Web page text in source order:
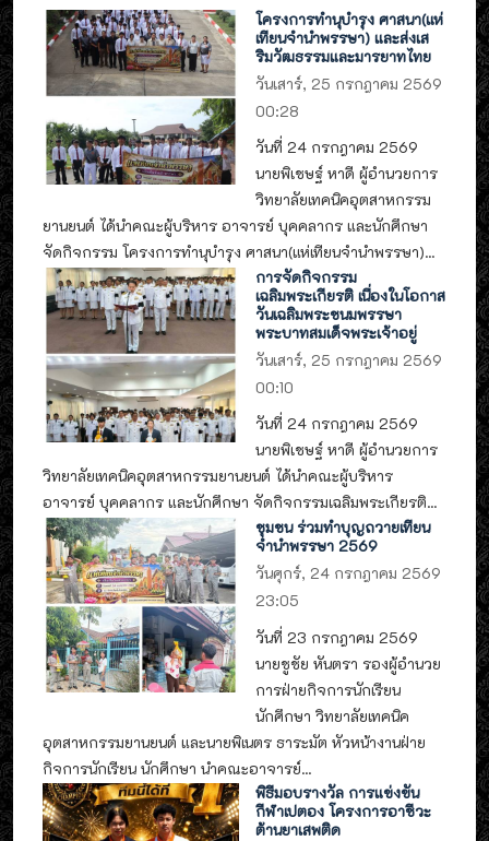
โครงการทำนุบำรุง ศาสนา(แห่
เทียนจำนำพรรษา) และส่งเส
ริมวัฒธรรมและมารยาทไทย
วันเสาร์, 25 กรกฎาคม 2569
00:28
วันที่ 24 กรกฎาคม 2569
นายพิเชษฐ์ หาดี ผู้อำนวยการ
วิทยาลัยเทคนิคอุตสาหกรรม
ยานยนต์ ได้นำคณะผู้บริหาร อาจารย์ บุคคลากร และนักศึกษา
จัดกิจกรรม โครงการทำนุบำรุง ศาสนา(แห่เทียนจำนำพรรษา)...
การจัดกิจกรรม
เฉลิมพระเกียรติ เนื่องในโอกาส
วันเฉลิมพระชนมพรรษา
พระบาทสมเด็จพระเจ้าอยู่
วันเสาร์, 25 กรกฎาคม 2569
00:10
วันที่ 24 กรกฎาคม 2569
นายพิเชษฐ์ หาดี ผู้อำนวยการ
วิทยาลัยเทคนิคอุตสาหกรรมยานยนต์ ได้นำคณะผู้บริหาร
อาจารย์ บุคคลากร และนักศึกษา จัดกิจกรรมเฉลิมพระเกียรติ...
ชุมชน ร่วมทำบุญถวายเทียน
จำนำพรรษา 2569
วันศุกร์, 24 กรกฎาคม 2569
23:05
วันที่ 23 กรกฎาคม 2569
นายชูชัย หันตรา รองผู้อำนวย
การฝ่ายกิจการนักเรียน
นักศึกษา วิทยาลัยเทคนิค
อุตสาหกรรมยานยนต์ และนายพิเนตร ธาระมัต หัวหน้างานฝ่าย
กิจการนักเรียน นักศึกษา นำคณะอาจารย์...
พิธีมอบรางวัล การแข่งขัน
กีฬาเปตอง โครงการอาชีวะ
ต้านยาเสพติด